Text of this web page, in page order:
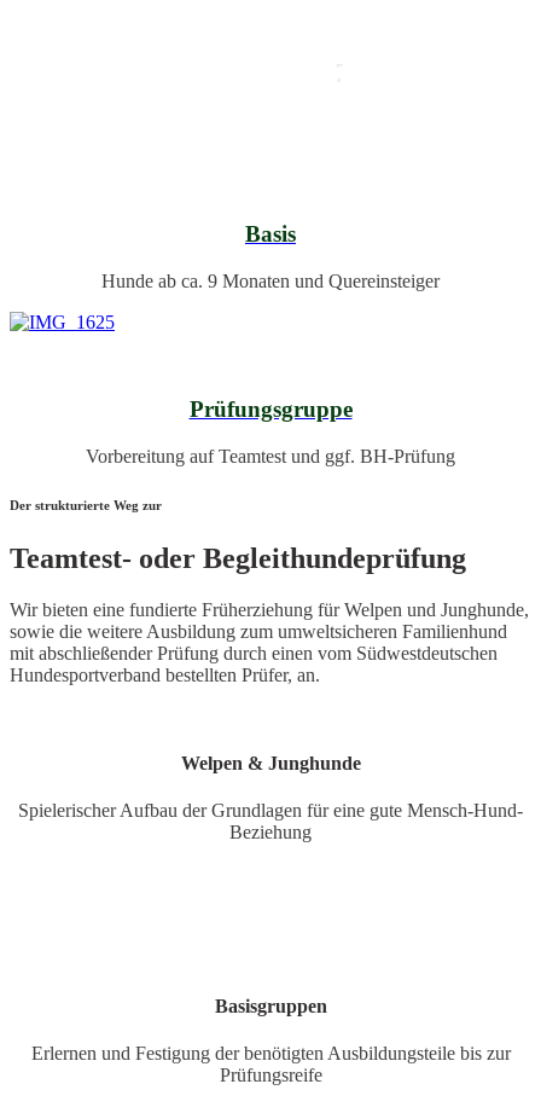
Basis
Hunde ab ca. 9 Monaten und Quereinsteiger
Prüfungsgruppe
Vorbereitung auf Team­test und ggf. BH-Prüfung
Der strukturierte Weg zur
Team­test- oder Begleit­hun­de­prüfung
Wir bieten eine fundierte Früherziehung für Welpen und Junghunde,
sowie die weitere Ausbildung zum umweltsicheren Familienhund
mit abschließender Prüfung durch einen vom Südwestdeutschen
Hundesportverband bestellten Prüfer, an.
Welpen & Jung­hunde
Spielerischer Aufbau der Grundlagen für eine gute Mensch-Hund-
Beziehung
Basis­gruppen
Erlernen und Festigung der benötig­ten Ausbil­dungsteile bis zur
Prüf­ungsreife